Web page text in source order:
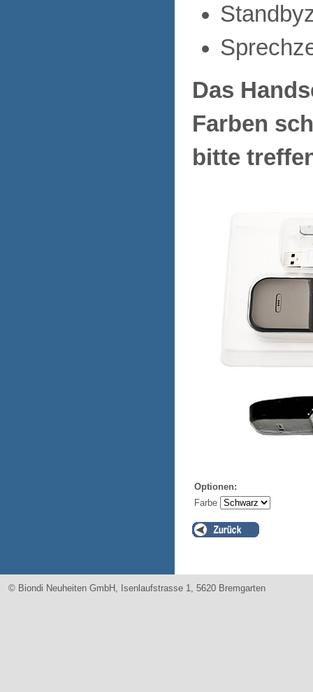
Das
Farben
bitte
Optionen:
Farbe
© Biondi Neuheiten GmbH, Isenlaufstrasse 1, 5620 Bremgarten